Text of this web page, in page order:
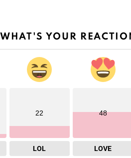
WHAT'S YOUR
22
LOL
48
LOVE